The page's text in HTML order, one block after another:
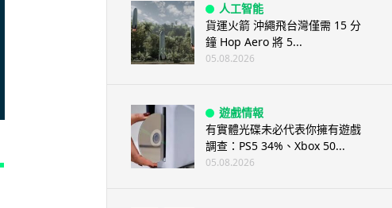
人工智能
貨運火箭 沖繩飛台灣僅需 15 分
鐘 Hop Aero 將 5...
05.08.2026
遊戲情報
有實體光碟未必代表你擁有遊戲
調查：PS5 34%、Xbox 50...
05.08.2026